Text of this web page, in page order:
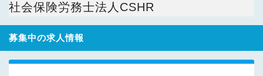
社会保険労務士法人CSHR
募集中の求人情報